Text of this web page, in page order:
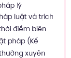
lý
luật và trích
điểm biên
pháp (Kế
xuyên